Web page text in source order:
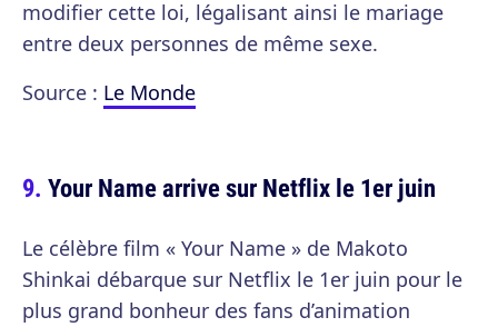
modifier cette loi, légalisant ainsi le mariage
entre deux personnes de même sexe.
Source : Le Monde
Your Name arrive sur Netflix le 1er juin
Le célèbre film « Your Name » de Makoto
Shinkai débarque sur Netflix le 1er juin pour le
plus grand bonheur des fans d’animation